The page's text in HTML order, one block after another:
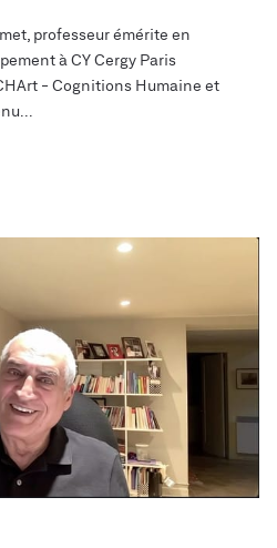
professeur émérite en
à CY Cergy Paris
- Cognitions Humaine et